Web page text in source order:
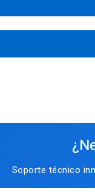
Soporte técnico